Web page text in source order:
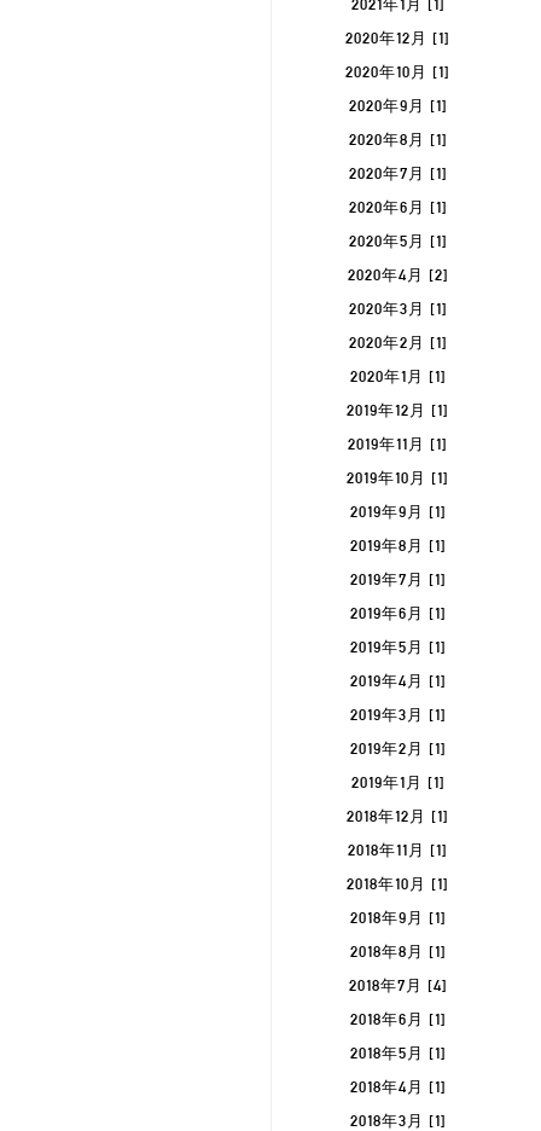
2021年1月 [1]
2020年12月 [1]
2020年10月 [1]
2020年9月 [1]
2020年8月 [1]
2020年7月 [1]
2020年6月 [1]
2020年5月 [1]
2020年4月 [2]
2020年3月 [1]
2020年2月 [1]
2020年1月 [1]
2019年12月 [1]
2019年11月 [1]
2019年10月 [1]
2019年9月 [1]
2019年8月 [1]
2019年7月 [1]
2019年6月 [1]
2019年5月 [1]
2019年4月 [1]
2019年3月 [1]
2019年2月 [1]
2019年1月 [1]
2018年12月 [1]
2018年11月 [1]
2018年10月 [1]
2018年9月 [1]
2018年8月 [1]
2018年7月 [4]
2018年6月 [1]
2018年5月 [1]
2018年4月 [1]
2018年3月 [1]